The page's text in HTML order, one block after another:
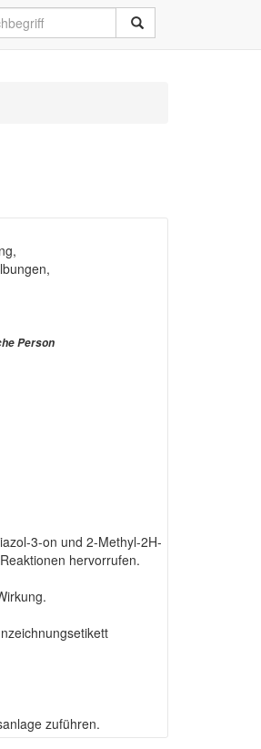
Person
3-on und 2-Methyl-2H-
hervorrufen.
zuführen.